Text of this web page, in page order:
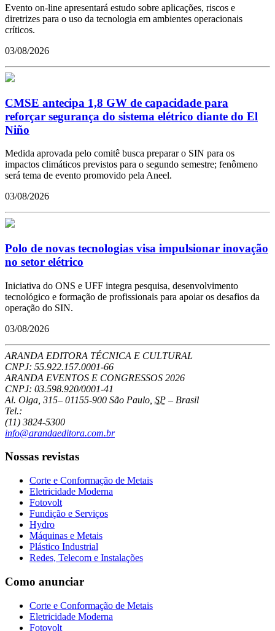
Evento on-line apresentará estudo sobre aplicações, riscos e
diretrizes para o uso da tecnologia em ambientes operacionais
críticos.
03/08/2026
CMSE antecipa 1,8 GW de capacidade para
reforçar segurança do sistema elétrico diante do El
Niño
Medida aprovada pelo comitê busca preparar o SIN para os
impactos climáticos previstos para o segundo semestre; fenômeno
será tema de evento promovido pela Aneel.
03/08/2026
Polo de novas tecnologias visa impulsionar inovação
no setor elétrico
Iniciativa do ONS e UFF integra pesquisa, desenvolvimento
tecnológico e formação de profissionais para apoiar os desafios da
operação do SIN.
03/08/2026
ARANDA EDITORA TÉCNICA E CULTURAL
CNPJ: 55.922.157.0001-66
ARANDA EVENTOS E CONGRESSOS 2026
CNPJ: 03.598.920/0001-41
Al. Olga, 315– 01155-900 São Paulo SP – Brasil
Tel.:
(11) 3824-5300
info@arandaeditora.com.br
Nossas revistas
Corte e Conformação de Metais
Eletricidade Moderna
Fotovolt
Fundição e Serviços
Hydro
Máquinas e Metais
Plástico Industrial
Redes, Telecom e Instalações
Como anunciar
Corte e Conformação de Metais
Eletricidade Moderna
Fotovolt